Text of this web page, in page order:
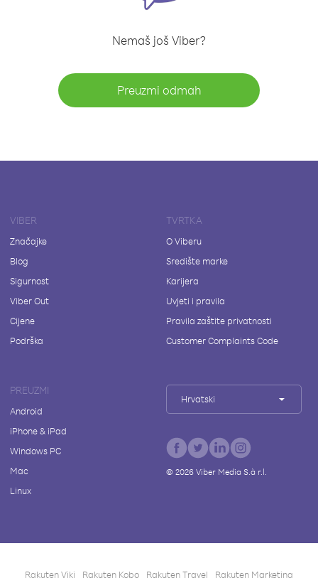
Nemaš još Viber?
Preuzmi odmah
VIBER
Značajke
Blog
Sigurnost
Viber Out
Cijene
Podrška
TVRTKA
O Viberu
Središte marke
Karijera
Uvjeti i pravila
Pravila zaštite privatnosti
Customer Complaints Code
PREUZMI
Android
iPhone & iPad
Windows PC
Mac
Linux
Hrvatski
© 2026Viber Media S.à r.l.
Rakuten Viki Rakuten Kobo Rakuten Travel Rakuten Marketing